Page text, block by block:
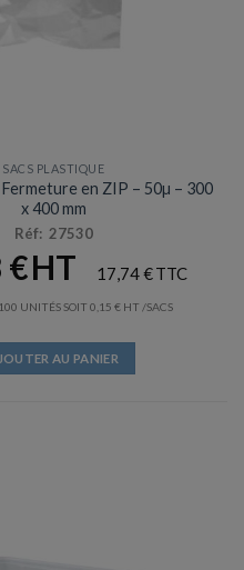
SACS PLASTIQUE
Fermeture en ZIP – 50µ – 300
x 400 mm
Réf: 27530
€ 17,74€
UNITÉS SOIT 0,15 € /SACS
AU PANIER